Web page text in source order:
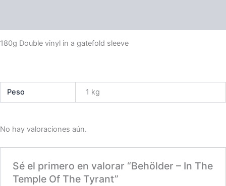
180g Double vinyl in a gatefold sleeve
Peso 1 kg
No hay valoraciones aún.
Sé el primero en valorar “Behölder – In The
Temple Of The Tyrant”